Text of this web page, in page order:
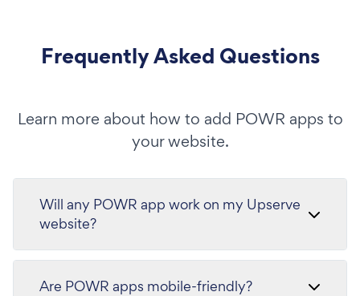
Frequently Asked Questions
Learn more about how to add POWR apps to
your website.
Will any POWR app work on my Upserve
website?
Are POWR apps mobile-friendly?